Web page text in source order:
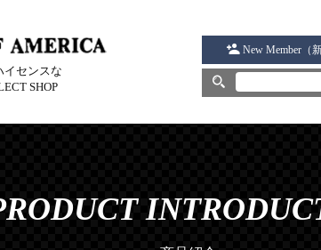
イセンスな
SHOP
New Member（